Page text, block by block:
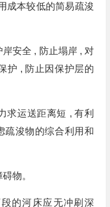
成本较低的简易疏浚
岸安全 , 防止塌岸 , 对
护 , 防止因保护层的
求运送距离短 , 有利
疏浚物的综合利用和
物。
的河床应无冲刷深